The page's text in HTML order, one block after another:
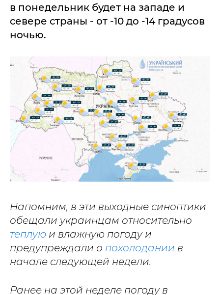
в понедельник будет на западе и
севере страны - от -10 до -14 градусов
ночью.
Напомним, в эти выходные синоптики
обещали украинцам относительно
теплую и влажную погоду и
предупреждали о похолодании в
начале следующей недели.
Ранее на этой неделе погоду в